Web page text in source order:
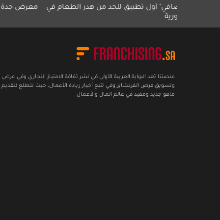
أول تطبيق للحد من هدر الطعام في
معرض جدة للامتياز
منصتنا تعد البوابة العربية الأولى في نشر ثقافة الامتياز التجاري وفي عرض
وتسويق فرص الفرنشايز وفي تتبع أخبار ريادة الأعمال، حيث نتطلع
ماهو جديد ومفيد في عالم المال والأعمال